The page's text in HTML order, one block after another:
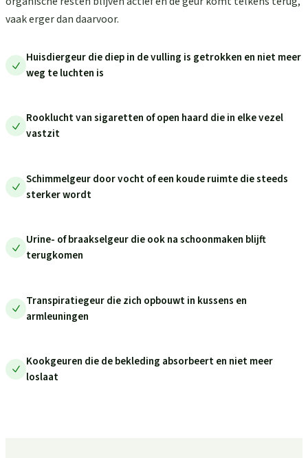
vaak erger dan daarvoor.
Huisdiergeur die diep in de vulling is getrokken en niet meer
weg te luchten is
Rooklucht van sigaretten of open haard die in elke vezel
vastzit
Schimmelgeur door vocht of een koude ruimte die steeds
sterker wordt
Urine- of braakselgeur die ook na schoonmaken blijft
terugkomen
Transpiratiegeur die zich opbouwt in kussens en
armleuningen
Kookgeuren die de bekleding absorbeert en niet meer
loslaat